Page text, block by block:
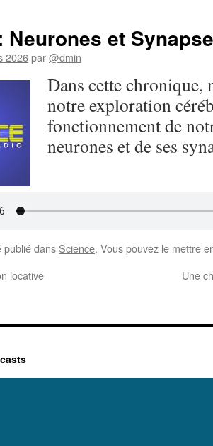
Neurones et
2026par@dmin
Dans cette
notre exploration
fonctionnement de
neurones et de ses
publié dans Science. Vous pouvez le mettre
locative Une